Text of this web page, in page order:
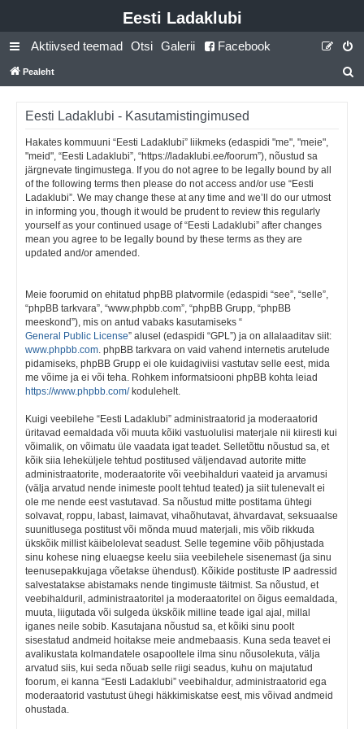
Eesti Ladaklubi
Aktiivsed teemad Otsi Galerii Facebook
Pealeht
t
Eesti Ladaklubi - Kasutamistingimused
Hakates kommuuni “Eesti Ladaklubi” liikmeks (edaspidi "me", "meie",
"meid", “Eesti Ladaklubi”, “https://ladaklubi.ee/foorum”), nõustud sa
järgnevate tingimustega. If you do not agree to be legally bound by all
of the following terms then please do not access and/or use “Eesti
Ladaklubi”. We may change these at any time and we’ll do our utmost
in informing you, though it would be prudent to review this regularly
yourself as your continued usage of “Eesti Ladaklubi” after changes
mean you agree to be legally bound by these terms as they are
updated and/or amended.
Meie foorumid on ehitatud phpBB platvormile (edaspidi “see”, “selle”,
“phpBB tarkvara”, “www.phpbb.com”, “phpBB Grupp, “phpBB
meeskond”), mis on antud vabaks kasutamiseks “
General Public License” alusel (edaspidi “GPL”) ja on allalaaditav siit:
www.phpbb.com. phpBB tarkvara on vaid vahend internetis arutelude
pidamiseks, phpBB Grupp ei ole kuidagiviisi vastutav selle eest, mida
me võime ja ei või teha. Rohkem informatsiooni phpBB kohta leiad
https://www.phpbb.com/kodulehelt.
Kuigi veebilehe “Eesti Ladaklubi” administraatorid ja moderaatorid
üritavad eemaldada või muuta kõiki vastuolulisi materjale nii kiiresti kui
võimalik, on võimatu üle vaadata igat teadet. Selletõttu nõustud sa, et
kõik siia leheküljele tehtud postitused väljendavad autorite mitte
administraatorite, moderaatorite või veebihalduri vaateid ja arvamusi
(välja arvatud nende inimeste poolt tehtud teated) ja siit tulenevalt ei
ole me nende eest vastutavad. Sa nõustud mitte postitama ühtegi
solvavat, roppu, labast, laimavat, vihaõhutavat, ähvardavat, seksuaalse
suunitlusega postitust või mõnda muud materjali, mis võib rikkuda
ükskõik millist käibelolevat seadust. Selle tegemine võib põhjustada
sinu kohese ning eluaegse keelu siia veebilehele sisenemast (ja sinu
teenusepakkujaga võetakse ühendust). Kõikide postituste IP aadressid
salvestatakse abistamaks nende tingimuste täitmist. Sa nõustud, et
veebihalduril, administraatoritel ja moderaatoritel on õigus eemaldada,
muuta, liigutada või sulgeda ükskõik milline teade igal ajal, millal
iganes neile sobib. Kasutajana nõustud sa, et kõiki sinu poolt
sisestatud andmeid hoitakse meie andmebaasis. Kuna seda teavet ei
avalikustata kolmandatele osapooltele ilma sinu nõusolekuta, välja
arvatud siis, kui seda nõuab selle riigi seadus, kuhu on majutatud
foorum, ei kanna “Eesti Ladaklubi” veebihaldur, administraatorid ega
moderaatorid vastutust ühegi häkkimiskatse eest, mis võivad andmeid
ohustada.